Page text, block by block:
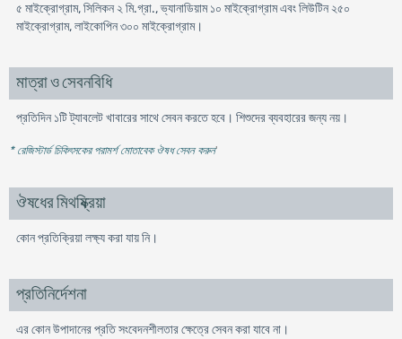
৫ মাইক্রোগ্রাম, সিলিকন ২ মি.গ্রা., ভ্যানাডিয়াম ১০ মাইক্রোগ্রাম এবং লিউটিন ২৫০
মাইক্রোগ্রাম, লাইকোপিন ৩০০ মাইক্রোগ্রাম।
মাত্রা ও সেবনবিধি
প্রতিদিন ১টি ট্যাবলেট খাবারের সাথে সেবন করতে হবে। শিশুদের ব্যবহারের জন্য নয়।
* রেজিস্টার্ড চিকিৎসকের পরামর্শ মোতাবেক ঔষধ সেবন করুন'
ঔষধের মিথষ্ক্রিয়া
কোন প্রতিক্রিয়া লক্ষ্য করা যায় নি।
প্রতিনির্দেশনা
এর কোন উপাদানের প্রতি সংবেদনশীলতার ক্ষেত্রে সেবন করা যাবে না।